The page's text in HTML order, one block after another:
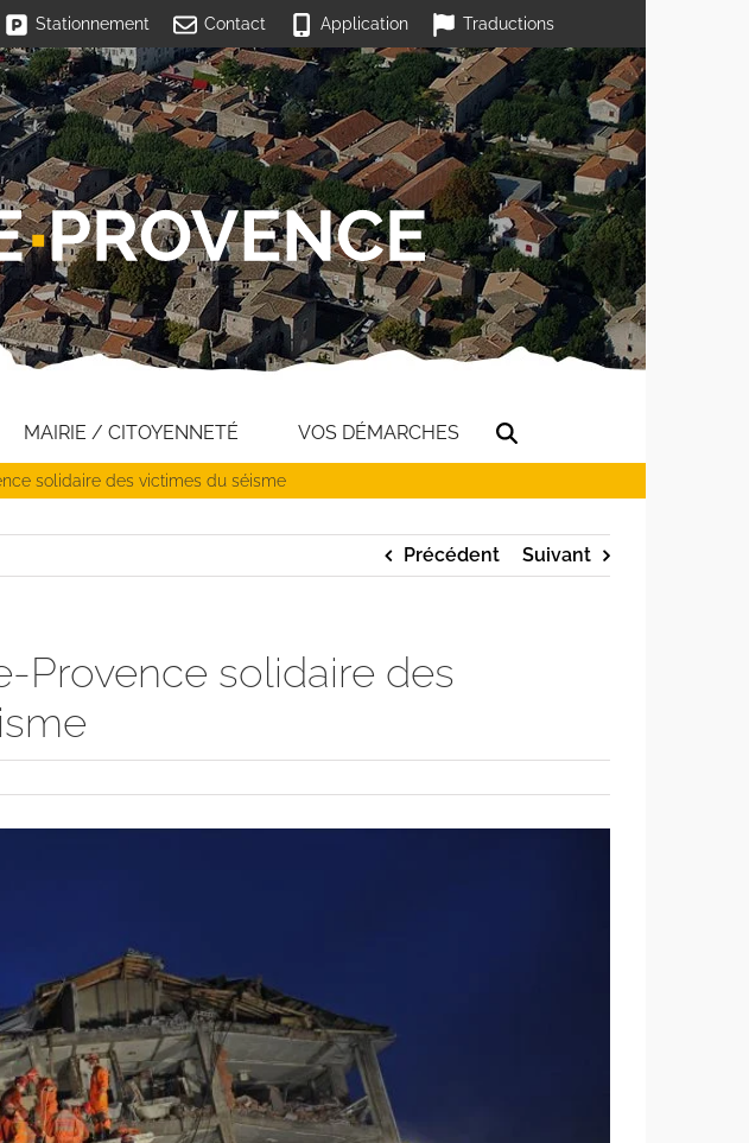
Stationnement Contact Application Traductions
MAIRIE / CITOYENNETÉ VOS DÉMARCHES
solidaire des victimes du séisme
Précédent Suivant
Provence solidaire des